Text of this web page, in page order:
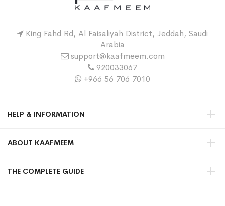
King Fahd Rd, Al Faisaliyah District, Jeddah, Saudi
Arabia
support@kaafmeem.com
920033067
+966 56 706 7010
HELP & INFORMATION
ABOUT KAAFMEEM
THE COMPLETE GUIDE